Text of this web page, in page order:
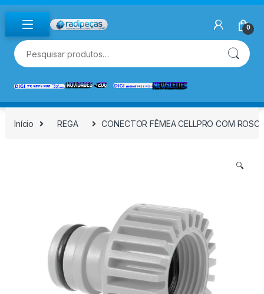
Skip to navigation
Skip to content
0
Pesquisar por:
Início REGA CONECTOR FÊMEA CELLPRO COM
🔍